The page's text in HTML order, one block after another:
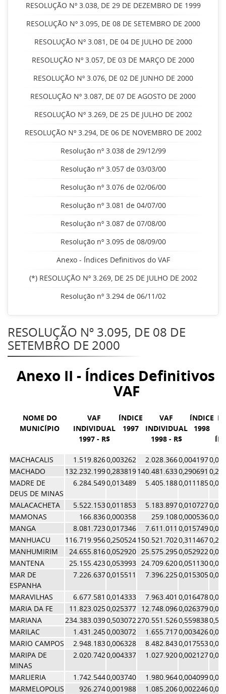
RESOLUÇÃO Nº 3.038, DE 29 DE DEZEMBRO DE 1999
RESOLUÇÃO Nº 3.095, DE 08 DE SETEMBRO DE 2000
RESOLUÇÃO Nº 3.081, DE 04 DE JULHO DE 2000
RESOLUÇÃO Nº 3.057, DE 03 DE MARÇO DE 2000
RESOLUÇÃO Nº 3.076, DE 02 DE JUNHO DE 2000
RESOLUÇÃO Nº 3.087, DE 07 DE AGOSTO DE 2000
RESOLUÇÃO Nº 3.269, DE 25 DE JULHO DE 2002
RESOLUÇÃO Nº 3.294, DE 06 DE NOVEMBRO DE 2002
Resolução nº 3.038 de 29/12/99
Resolução nº 3.057 de 03/03/00
Resolução nº 3.076 de 02/06/00
Resolução nº 3.081 de 04/07/00
Resolução nº 3.087 de 07/08/00
Resolução nº 3.095 de 08/09/00
Anexo - Índices Definitivos do VAF
(*) RESOLUÇÃO Nº 3.269, DE 25 DE JULHO DE 2002
Resolução nº 3.294 de 06/11/02
RESOLUÇÃO Nº 3.095, DE 08 DE
SETEMBRO DE 2000
Anexo II - Índices Definitivos
VAF
NOME DO
MUNICÍPIO
VAF
INDIVIDUAL
1997 - R$
ÍNDICE
1997
VAF
INDIVIDUAL
1998 - R$
ÍNDICE
1998
MACHACALIS 1.519.8260,003262 2.028.3660,004197
MACHADO
132.232.1990,283819140.481.6330,290691
MADRE DE
DEUS DE MINAS
6.284.5490,013489 5.405.1880,011185
MALACACHETA 5.522.1530,011853 5.183.8970,010727
MAMONAS
166.8360,000358 259.1080,000536
MANGA
8.081.7230,017346 7.611.011 0,015749
MANHUACU
116.719.9560,250524150.521.7020,311467
MANHUMIRIM
24.655.8160,052920 25.575.2950,052922
MANTENA
25.155.4230,053993 24.709.6200,051130
MAR DE
ESPANHA
7.226.6370,015511 7.396.2250,015305
MARAVILHAS 6.677.581 0,014333 7.963.401 0,016478
MARIA DA FE
11.823.0250,025377 12.748.0960,026379
MARIANA
234.383.0390,503072270.551.5260,559838
MARILAC
1.431.2450,003072 1.655.7170,003426
MARIO CAMPOS
2.948.1830,006328 8.482.8430,017553
MARIPA DE
MINAS
2.020.7420,004337 1.027.9200,002127
MARLIERIA 1.742.5440,003740 1.980.9640,004099
MARMELOPOLIS
926.2740,001988 1.085.2060,002246